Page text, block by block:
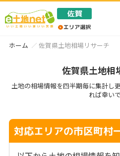
ホーム 佐賀県土地相場リサーチ
佐賀県土地相
土地の相場情報を四半期毎に集計し
れば幸いで
対応エリアの市区町村